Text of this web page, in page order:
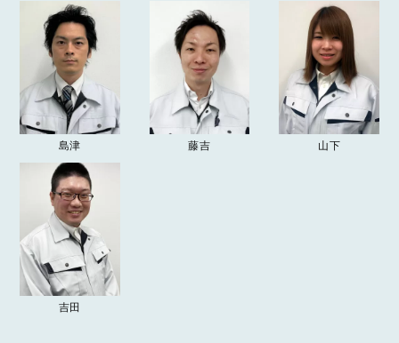
イベント情報 雨天決行！本社グランドオープン10周年リニューアル祭
2025.04.26
お知らせ 2025年ゴールデンウィーク休業について
2024.12.26
お知らせ 2024-25年 年末年始の営業について
2024.04.20
お知らせ 2024年ゴールデンウィーク期間の営業について
2023.09.20
お知らせ 「突然の雨漏り！？受け皿を使った雨漏りの応急処置方法
の記事を追加しました。
島津 藤吉 山下
吉田